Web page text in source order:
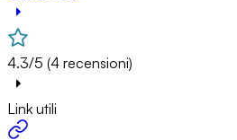
4.3/5 (4 recensioni)
Link utili